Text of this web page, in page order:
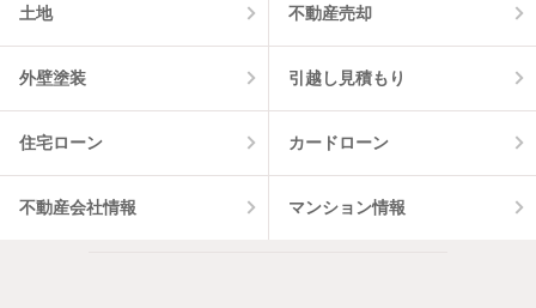
土地 不動産売却
外壁塗装 引越し見積もり
住宅ローン カードローン
不動産会社情報 マンション情報